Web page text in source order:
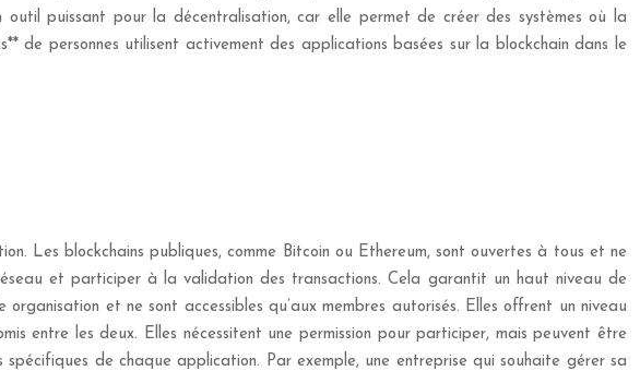
puissant pour la décentralisation, car elle permet de créer des systèmes où la
de personnes utilisent activement des applications basées sur la blockchain dans le
Les blockchains publiques, comme Bitcoin ou Ethereum, sont ouvertes à tous et ne
et participer à la validation des transactions. Cela garantit un haut niveau de
et ne sont accessibles qu’aux membres autorisés. Elles offrent un niveau
entre les deux. Elles nécessitent une permission pour participer, mais peuvent être
de chaque application. Par exemple, une entreprise qui souhaite gérer sa